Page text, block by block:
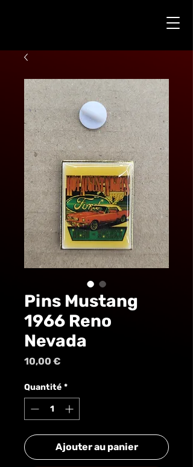
Pins Mustang
1966 Reno
Nevada
10,00 €
Quantité *
Ajouter au panier